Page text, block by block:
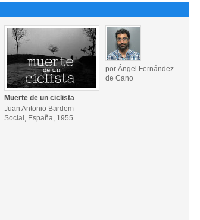
por Ángel Fernández
de Cano
Muerte de un ciclista
Juan Antonio Bardem
Social, España, 1955